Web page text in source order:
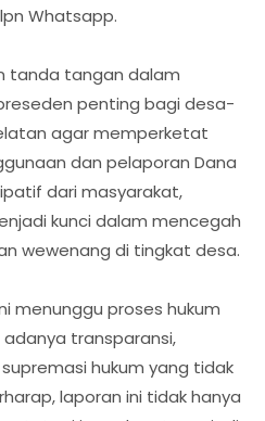
Whatsapp.
tanda tangan dalam
penting bagi desa-
agar memperketat
dan pelaporan Dana
dari masyarakat,
kunci dalam mencegah
wewenang di tingkat desa.
menunggu proses hukum
transparansi,
hukum yang tidak
laporan ini tidak hanya